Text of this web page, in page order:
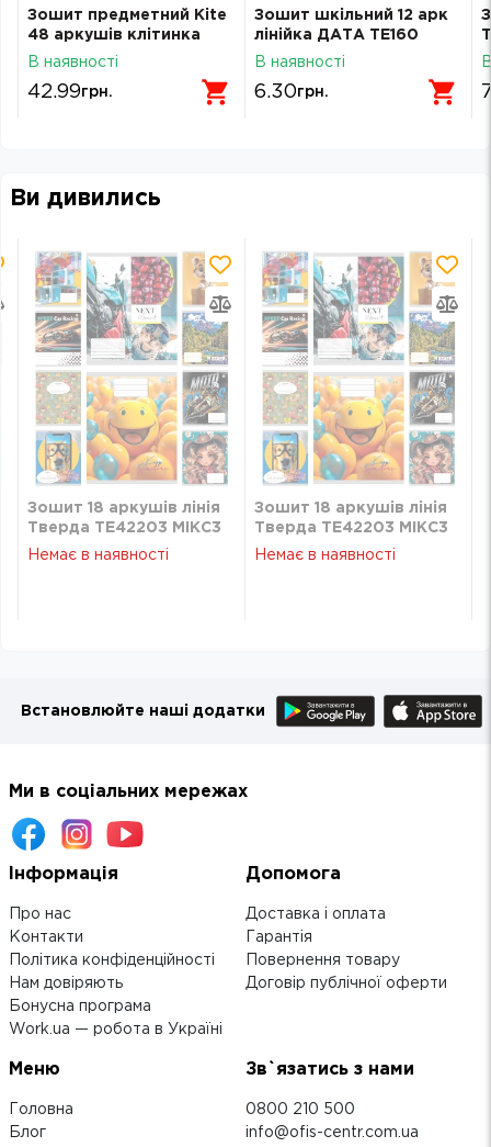
Зошит предметний Kite
48 аркушів клітинка
Геометрія Lumen K26-
В наявності
42.99грн.
Зошит шкільний 12 арк
лінійка ДАТА ТЕ160
В наявності
6.30грн.
Ви дивились
Зошит 18 аркушів лінія
Тверда ТЕ42203 МІКС3
Немає в наявності
Зошит 18 аркушів лінія
Тверда ТЕ42203 МІКС3
Немає в наявності
Встановлюйте наші додатки
Ми в соціальних мережах
Інформація
Про нас
Контакти
Політика конфіденційності
Нам довіряють
Бонусна програма
Work.ua — робота в Україні
Допомога
Доставка і оплата
Гарантія
Повернення товару
Договір публічної оферти
Меню
Головна
Блог
Зв`язатись з нами
0800 210 500
info@ofis-centr.com.ua